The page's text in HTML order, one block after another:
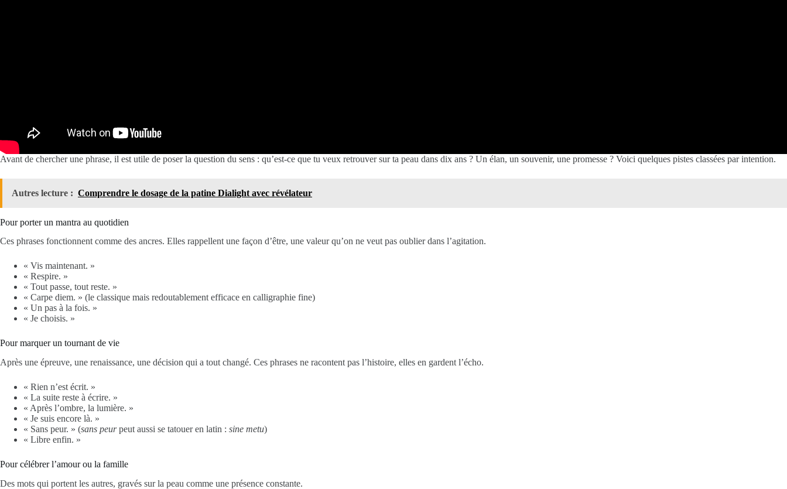
Avant de chercher une phrase, il est utile de poser la question du sens : qu’est-ce que tu veux retrouver sur ta peau dans dix ans ? Un élan, un souvenir, une promesse ? Voici quelques pistes classées par intention.
Autres lecture : Comprendre le dosage de la patine Dialight avec révélateur
Pour porter un mantra au quotidien
Ces phrases fonctionnent comme des ancres. Elles rappellent une façon d’être, une valeur qu’on ne veut pas oublier dans l’agitation.
« Vis maintenant. »
« Respire. »
« Tout passe, tout reste. »
« Carpe diem. » (le classique mais redoutablement efficace en calligraphie fine)
« Un pas à la fois. »
« Je choisis. »
Pour marquer un tournant de vie
Après une épreuve, une renaissance, une décision qui a tout changé. Ces phrases ne racontent pas l’histoire, elles en gardent l’écho.
« Rien n’est écrit. »
« La suite reste à écrire. »
« Après l’ombre, la lumière. »
« Je suis encore là. »
« Sans peur. » (sans peurpeut aussi se tatouer en latin : sine metu)
« Libre enfin. »
Pour célébrer l’amour ou la famille
Des mots qui portent les autres, gravés sur la peau comme une présence constante.